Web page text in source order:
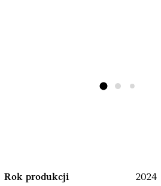
Rok produkcji 2024